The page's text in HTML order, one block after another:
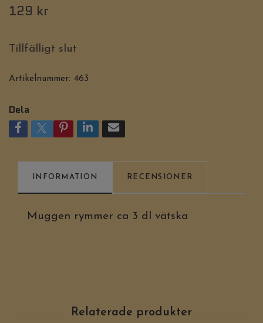
129 kr
Tillfälligt slut
Artikelnummer: 463
Dela
INFORMATION RECENSIONER
Muggen rymmer ca 3 dl vätska